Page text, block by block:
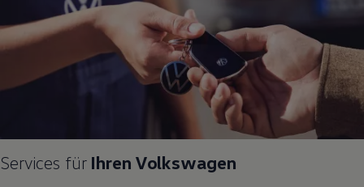
Motorenöl und Flüssigkeiten
Räder und Reifen
Pannen- und Unfallhilfe
Economy Service
Volkswagen Teile
Modellspezifisches Zubehör
Entertainment und Elektronik
Individualisieren
Wallbox und Ladekabel
Services für Ihren Volkswagen